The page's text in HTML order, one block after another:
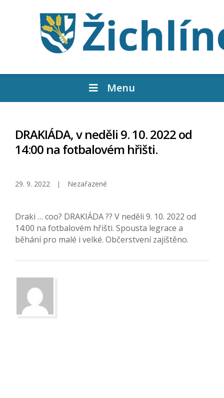
Menu
DRAKIÁDA, v neděli 9. 10. 2022 od
14:00 na fotbalovém hřišti.
29. 9. 2022 Nezařazené
Draki … coo? DRAKIÁDA ?? V neděli 9. 10. 2022 od
14:00 na fotbalovém hřišti. Spousta legrace a
běhání pro malé i velké. Občerstvení zajištěno.